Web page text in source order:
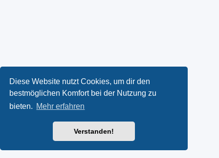
Diese Website nutzt Cookies, um dir den
bestmöglichen Komfort bei der Nutzung zu
bieten. Mehr erfahren
Verstanden!